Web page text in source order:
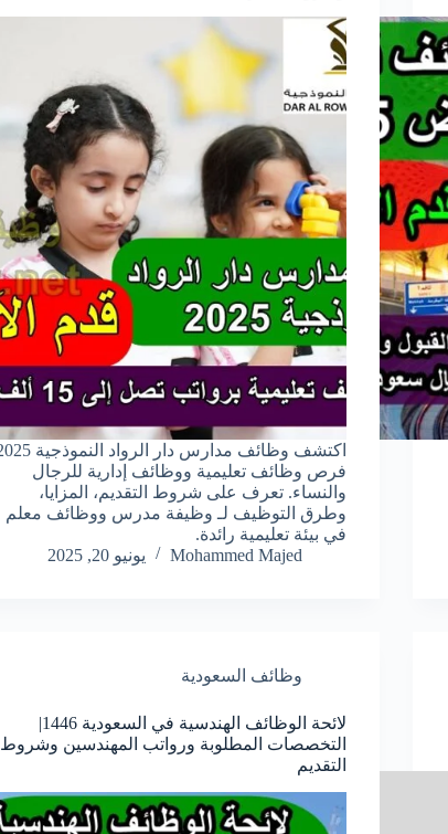
فرص وظائف تعليمية ووظائف إدارية للرجال
والنساء. تعرف على شروط التقديم، المزايا،
وطرق التوظيف لـ وظيفة مدرس ووظائف معلم
في بيئة تعليمية رائدة.
Mohammed Majed
يونيو 20, 2025
وظائف السعودية
لائحة الوظائف الهندسية في السعودية 1446|
التخصصات المطلوبة ورواتب المهندسين وشروط
التقديم